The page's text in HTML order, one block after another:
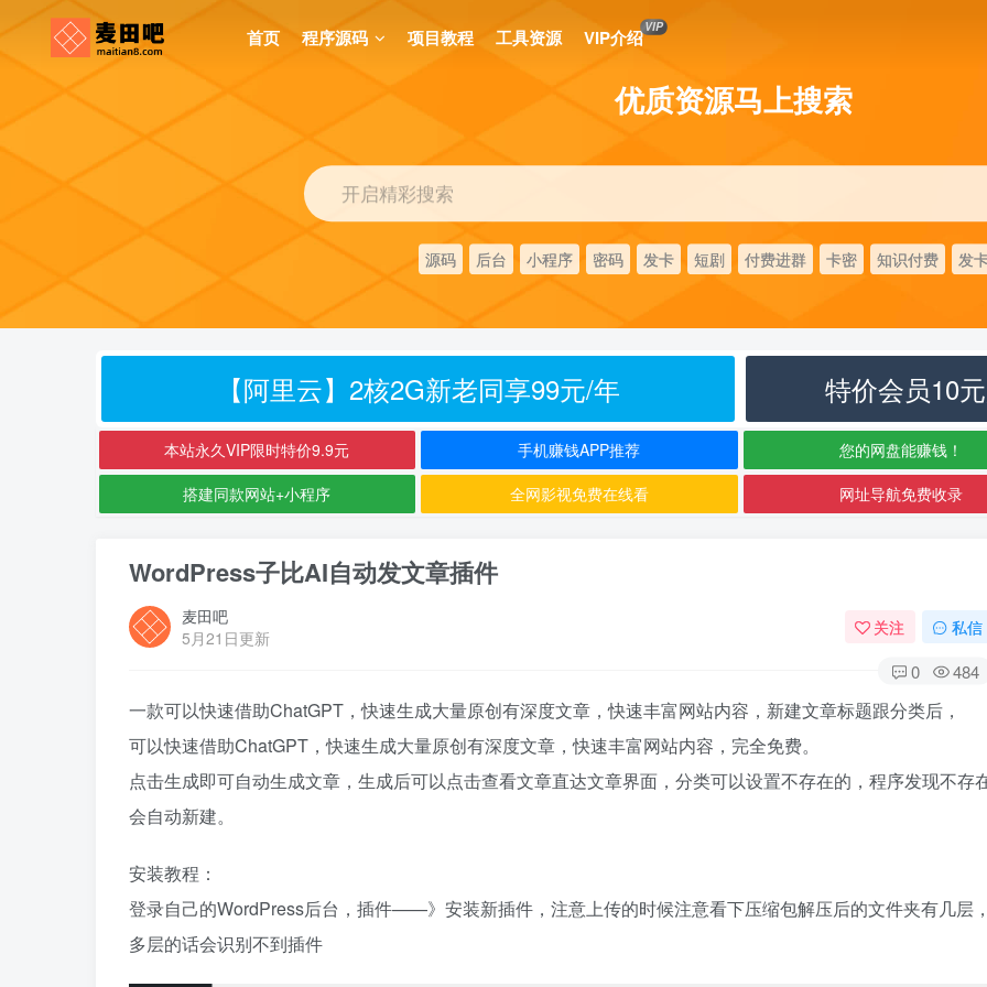
首页 程序源码 项目教程 工具资源 VIP介绍VIP
优质资源马上搜索
开启精彩搜索
源码 后台 小程序 密码 发卡 短剧 付费进群 卡密 知识付费 发
【阿里云】2核2G新老同享99元/年 特价会员10
本站永久VIP限时特价9.9元 手机赚钱APP推荐 您的网盘能赚钱！
搭建同款网站+小程序 全网影视免费在线看 网址导航免费收录
WordPress子比AI自动发文章插件
麦田吧
5月21日更新
关注 私信
0 484
一款可以快速借助ChatGPT，快速生成大量原创有深度文章，快速丰富网站内容，新建文章标题跟分类后，
可以快速借助ChatGPT，快速生成大量原创有深度文章，快速丰富网站内容，完全免费。
点击生成即可自动生成文章，生成后可以点击查看文章直达文章界面，分类可以设置不存在的，程序发现不存
会自动新建。
安装教程：
登录自己的WordPress后台，插件——》安装新插件，注意上传的时候注意看下压缩包解压后的文件夹有几层
多层的话会识别不到插件